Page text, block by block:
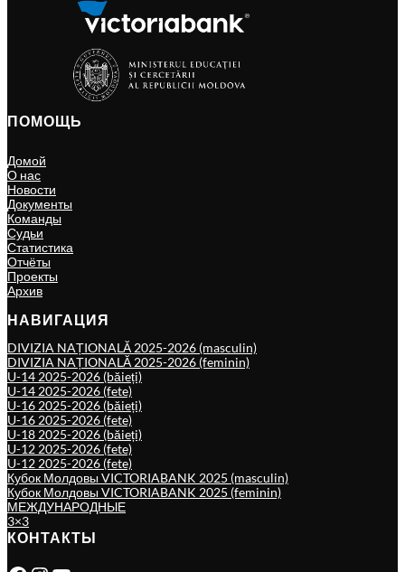
ПОМОЩЬ
Домой
О нас
Новости
Документы
Команды
Судьи
Статистика
Отчёты
Проекты
Архив
НАВИГАЦИЯ
DIVIZIA NAȚIONALĂ 2025-2026 (masculin)
DIVIZIA NAȚIONALĂ 2025-2026 (feminin)
U-14 2025-2026 (băieți)
U-14 2025-2026 (fete)
U-16 2025-2026 (băieți)
U-16 2025-2026 (fete)
U-18 2025-2026 (băieți)
U-12 2025-2026 (fete)
U-12 2025-2026 (fete)
Кубок Молдовы VICTORIABANK 2025 (masculin)
Кубок Молдовы VICTORIABANK 2025 (feminin)
МЕЖДУНАРОДНЫЕ
3×3
КОНТАКТЫ